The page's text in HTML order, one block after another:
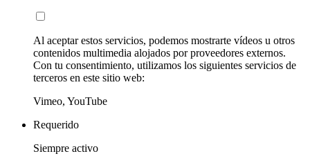
Al aceptar estos servicios, podemos mostrarte vídeos u otros
contenidos multimedia alojados por proveedores externos.
Con tu consentimiento, utilizamos los siguientes servicios de
terceros en este sitio web:
Vimeo, YouTube
Requerido
Siempre activo